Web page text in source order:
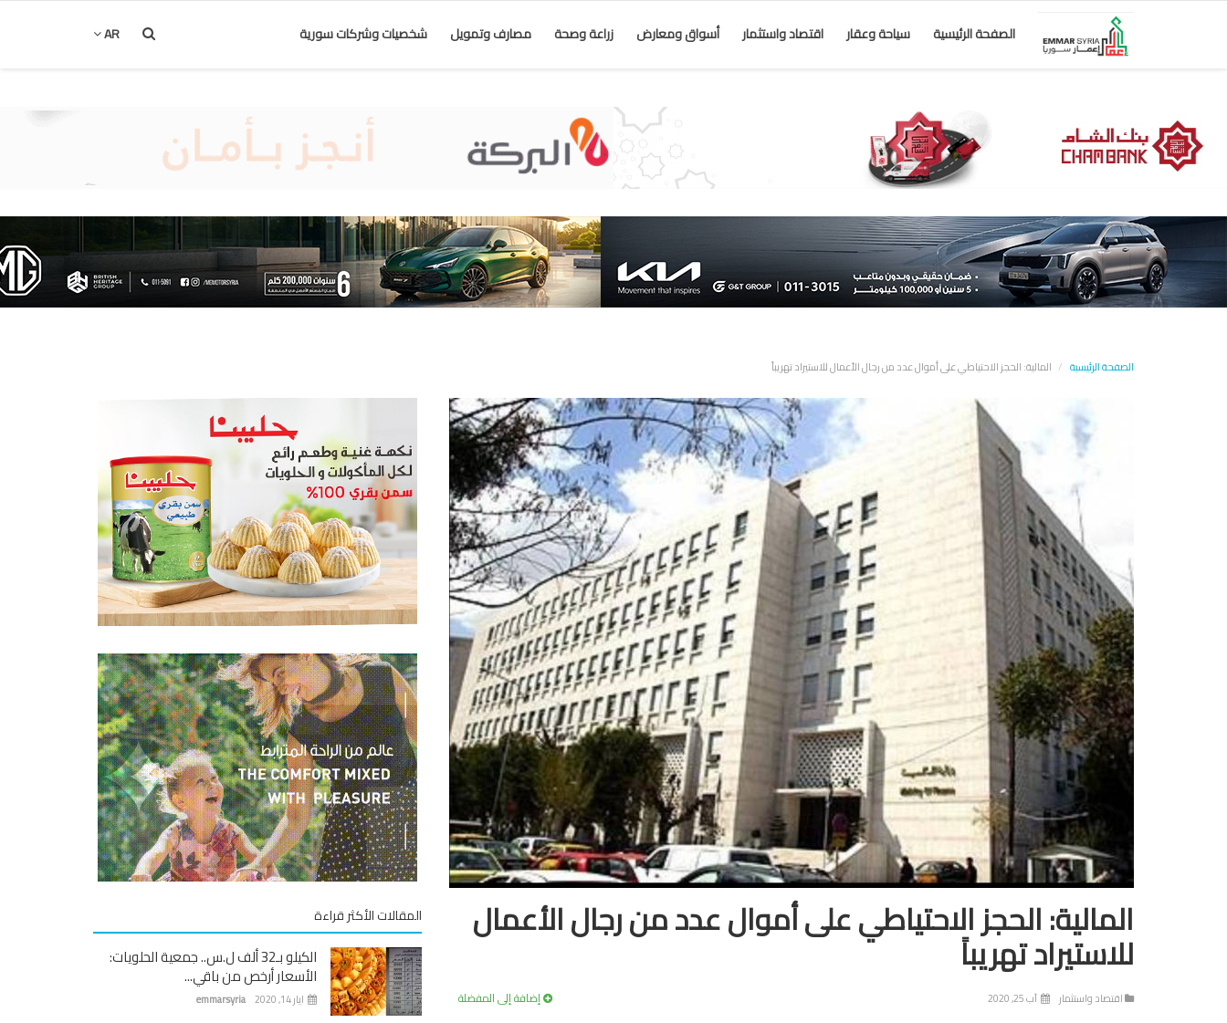
الصفحة الرئيسية سياحة وعقار اقتصاد واستثمار أسواق ومعارض زراعة وصحة مصارف وتمويل شخصيات وشركات سورية AR
الصفحة الرئيسية المالية: الحجز الاحتياطي على أموال عدد من رجال الأعمال للاستيراد تهريباً
المالية: الحجز الاحتياطي على أموال عدد من رجال الأعمال
للاستيراد تهريباً
اقتصاد واستثمار آب 25, 2020 إضافة إلى المفضلة
المقالات الأكثر قراءة
الكيلو بـ32 ألف ل.س.. جمعية الحلويات:
الأسعار أرخص من باقي...
emmarsyria ايار 14, 2020